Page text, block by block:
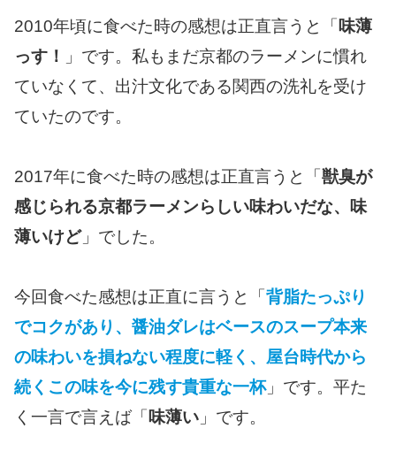
2010年頃に食べた時の感想は正直言うと「味薄
っす！
」です。私もまだ京都のラーメンに慣れ
ていなくて、出汁文化である関西の洗礼を受け
ていたのです。
2017年に食べた時の感想は正直言うと「獣臭が
感じられる京都ラーメンらしい味わいだな、味
薄いけど」でした。
今回食べた感想は正直に言うと「 背脂たっぷり
でコクがあり、醤油ダレはベースのスープ本来
の味わいを損ねない程度に軽く、屋台時代から
続くこの味を今に残す貴重な一杯」です。平た
く一言で言えば「 味薄い 」です。